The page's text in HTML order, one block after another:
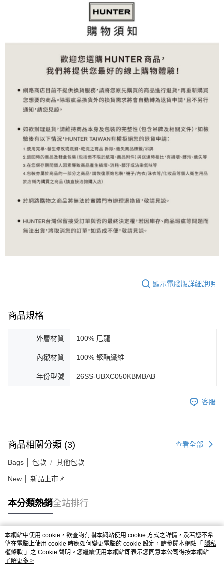
顯示電腦版詳細說明
商品規格
外層材質 100% 尼龍
內襯材質 100% 聚酯纖維
年份型號 26SS-UBXC050KBMBAB
客服
商品相關分類 (3) 查看全部
Bags │ 包款 其他包款
New │ 新品上市📌
本分類熱銷全站排行
熱門標籤
本網站中使用 cookie，欲查詢有關本網站使用 cookie 方式之詳情，及若您不希
望在電腦上使用 cookie 時應如何變更電腦的 cookie 設定，請參閱本網站「 隱私
權條款 」之 Cookie 聲明。您繼續使用本網站即表示您同意本公司得按本網站使
用條款之 Cookie 聲明使用 cookie。
了解更多 >